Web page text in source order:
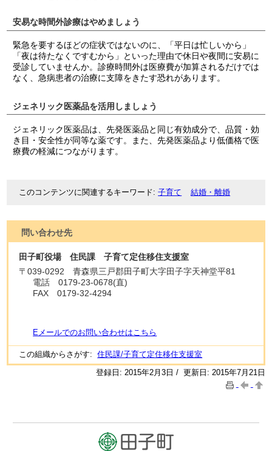
安易な時間外診療はやめましょう
緊急を要するほどの症状ではないのに、「平日は忙しいから」
「夜は待たなくですむから」といった理由で休日や夜間に安易に
受診していませんか。診療時間外は医療費が加算されるだけでは
なく、急病患者の治療に支障をきたす恐れがあります。
ジェネリック医薬品を活用しましょう
ジェネリック医薬品は、先発医薬品と同じ有効成分で、品質・効
き目・安全性が同等な薬です。また、先発医薬品より低価格で医
療費の軽減につながります。
このコンテンツに関連するキーワード 子育て 結婚・離婚
問い合わせ先
田子町役場 住民課 子育て定住移住支援室
〒039-0292
青森県三戸郡田子町大字田子字天神堂平81
電話0179-23-0678(直)
FAX0179-32-4294
Eメールでのお問い合わせはこちら
この組織からさがす:住民課/子育て定住移住支援室
登録日: 2015年2月3日 / 更新日: 2015年7月21日